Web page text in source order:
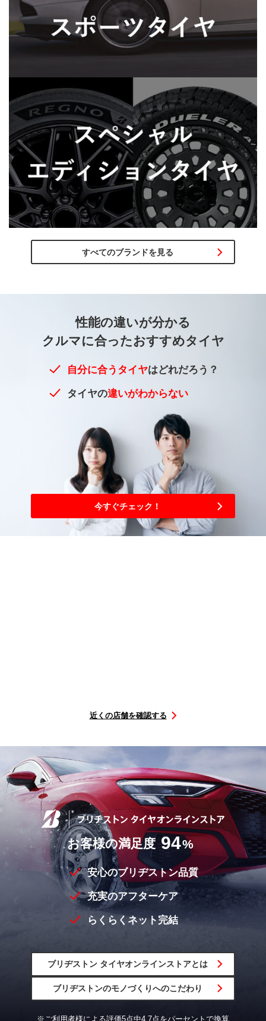
すべてのブランドを見る
性能の違いが分かる
クルマに合ったおすすめタイヤ
自分に合うタイヤはどれだろう？
タイヤの違いがわからない
今すぐチェック！
近くの店舗を確認する
お客様の満足度 94%
安心のブリヂストン品質
充実のアフターケア
らくらくネット完結
ブリヂストン タイヤオンラインストアとは
ブリヂストンのモノづくりへのこだわり
※ご利用者様による評価5点中4.7点をパーセントで換算